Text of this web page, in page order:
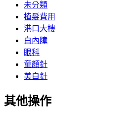
未分類
植髮費用
港口大樓
白內障
眼科
童顏針
美白針
其他操作